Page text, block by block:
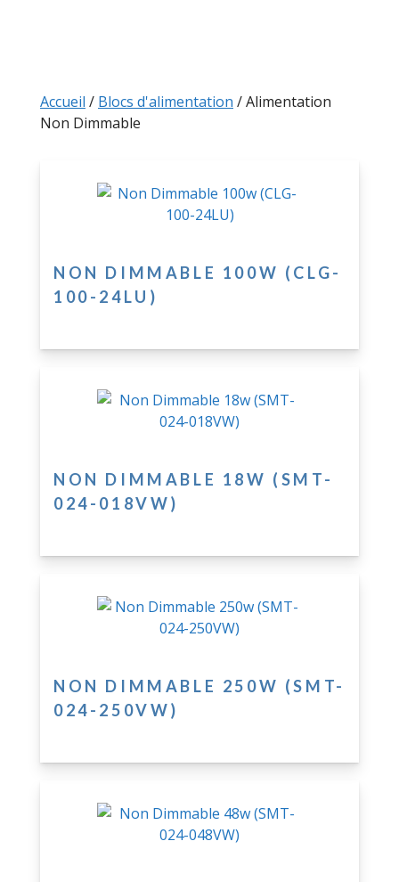
Accueil / Blocs d'alimentation / Alimentation
Non Dimmable
NON DIMMABLE 100W (CLG-
100-24LU)
NON DIMMABLE 18W (SMT-
024-018VW)
NON DIMMABLE 250W (SMT-
024-250VW)